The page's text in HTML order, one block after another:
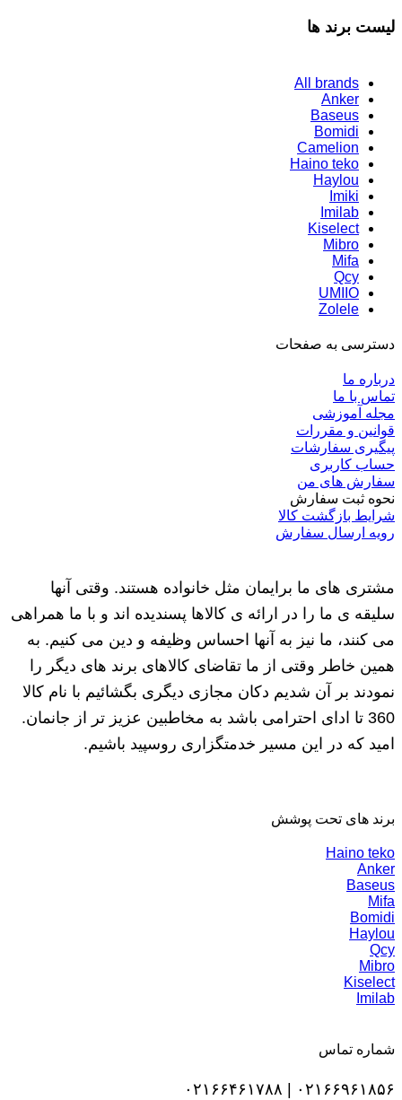
لیست برند ها
All brands
Anker
Baseus
Bomidi
Camelion
Haino teko
Haylou
Imiki
Imilab
Kiselect
Mibro
Mifa
Qcy
UMIIO
Zolele
دسترسی به صفحات
درباره ما
تماس با ما
مجله آموزشی
قوانین و مقررات
پیگیری سفارشات
حساب کاربری
سفارش های من
نحوه ثبت سفارش
شرایط بازگشت کالا
رویه ارسال سفارش
مشتری های ما برایمان مثل خانواده هستند. وقتی آنها
سلیقه ی ما را در ارائه ی کالاها پسندیده اند و با ما همراهی
می کنند، ما نیز به آنها احساس وظیفه و دین می کنیم. به
همین خاطر وقتی از ما تقاضای کالاهای برند های دیگر را
نمودند بر آن شدیم دکان مجازی دیگری بگشائیم با نام کالا
360 تا ادای احترامی باشد به مخاطبین عزیز تر از جانمان.
امید که در این مسیر خدمتگزاری روسپید باشیم.
برند های تحت پوشش
Haino teko
Anker
Baseus
Mifa
Bomidi
Haylou
Qcy
Mibro
Kiselect
Imilab
شماره تماس
۰۲۱۶۶۹۶۱۸۵۶ | ۰۲۱۶۶۴۶۱۷۸۸